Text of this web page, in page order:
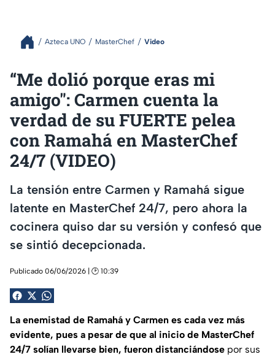
Azteca UNO MasterChef Video
“Me dolió porque eras mi
amigo": Carmen cuenta la
verdad de su FUERTE pelea
con Ramahá en MasterChef
24/7 (VIDEO)
La tensión entre Carmen y Ramahá sigue
latente en MasterChef 24/7, pero ahora la
cocinera quiso dar su versión y confesó que
se sintió decepcionada.
Publicado 06/06/2026 | 🕑 10:39
La enemistad de Ramahá y Carmen es cada vez más
evidente, pues a pesar de que al inicio de MasterChef
24/7 solían llevarse bien, fueron distanciándose por sus